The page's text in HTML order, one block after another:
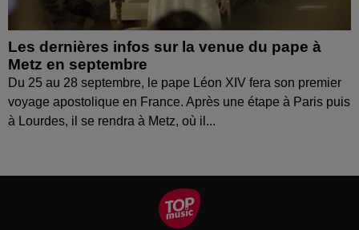
Les dernières infos sur la venue du pape à
Metz en septembre
Du 25 au 28 septembre, le pape Léon XIV fera son premier
voyage apostolique en France. Après une étape à Paris puis
à Lourdes, il se rendra à Metz, où il...